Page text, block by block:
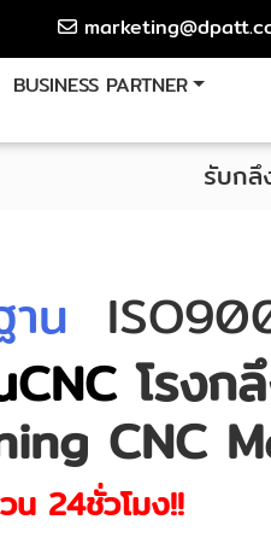
BUSINESS PARTNER
รับกลึ
น
CNCโรงก
CNC
น 24ชั่วโมง!!